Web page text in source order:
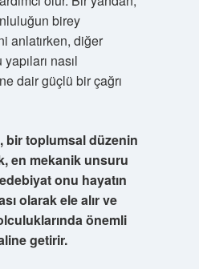
birey
anlatırken, diğer
nasıl
dair güçlü bir çağrı
bir toplumsal düzenin
en mekanik unsuru
onu hayatın
olarak ele alır ve
önemli
getirir.